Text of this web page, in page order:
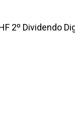
2º Dividendo